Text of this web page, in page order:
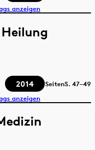
anzeigen
2014 SeitenS. 47–49
anzeigen